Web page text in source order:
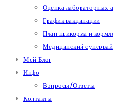
Оценка лабораторных
График вакцинации
План прикорма и
Медицинский
Мой Блог
Инфо
Вопросы/Ответы
Контакты